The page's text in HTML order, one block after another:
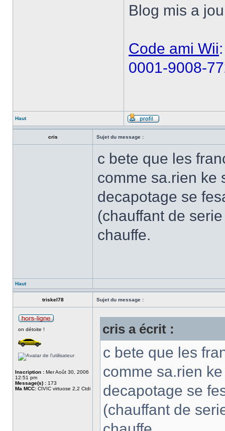
Blog mis a
Code ami Wii:
0001-9008-
Haut
cris Sujet du message :
c bete que les
comme sa.rien ke
decapotage se
(chauffant de
chauffe.
Haut
triskel78 Sujet du message :
on détoite !
Inscription : Mer Août 30, 2006
12:51 pm
Message(s) : 173
Ma MCC: CIVIC virtuose 2,2 Ctdi
cris a écrit :
c bete que les
comme sa.rien
decapotage se
(chauffant de